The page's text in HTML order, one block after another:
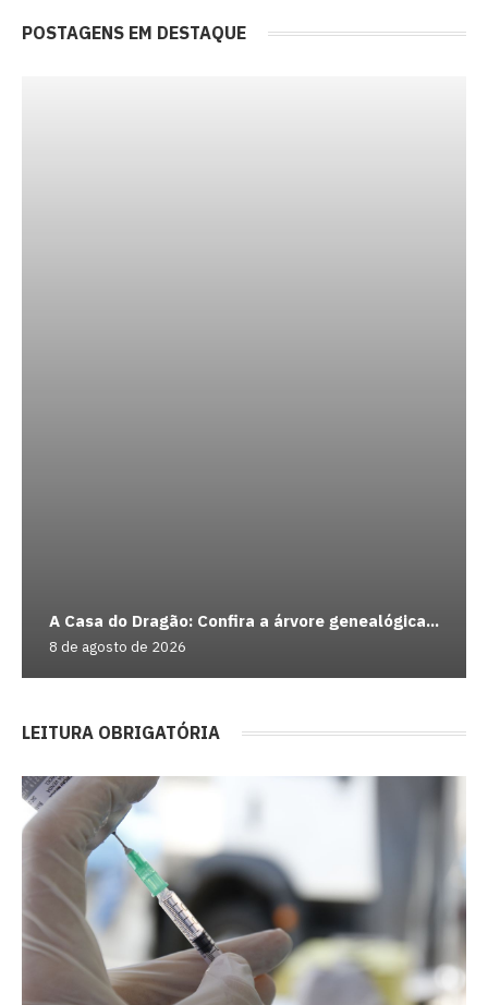
POSTAGENS EM DESTAQUE
A Casa do Dragão: Confira a árvore genealógica...
8 de agosto de 2026
LEITURA OBRIGATÓRIA